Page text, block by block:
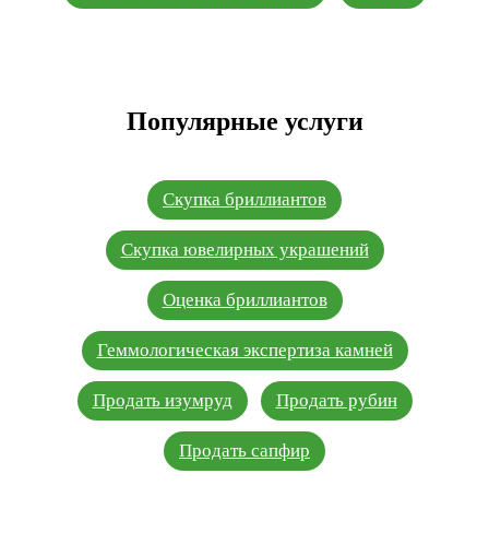
Популярные услуги
Скупка бриллиантов
Скупка ювелирных украшений
Оценка бриллиантов
Геммологическая экспертиза камней
Продать изумруд Продать рубин
Продать сапфир